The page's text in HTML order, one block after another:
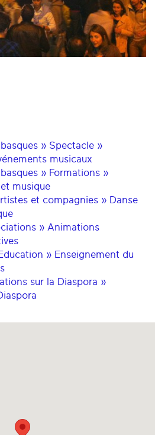
» Spectacle »
musicaux
» Formations »
musique
et compagnies » Danse
» Animations
» Enseignement du
sur la Diaspora »